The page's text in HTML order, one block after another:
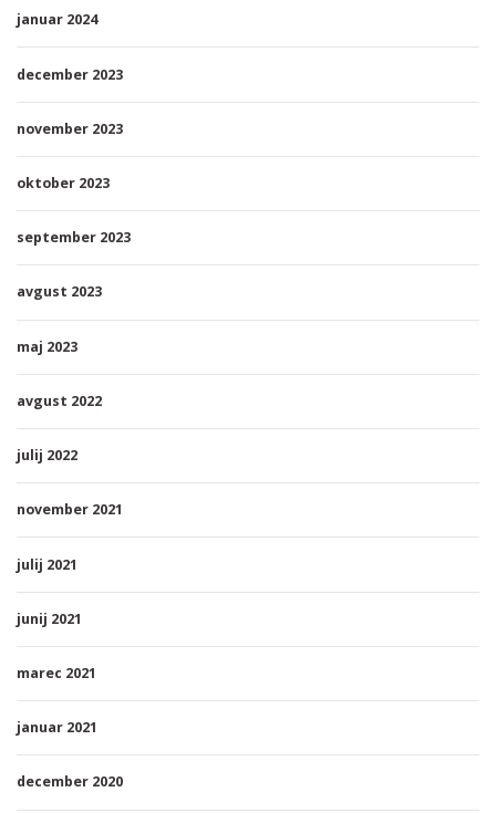
januar 2024
december 2023
november 2023
oktober 2023
september 2023
avgust 2023
maj 2023
avgust 2022
julij 2022
november 2021
julij 2021
junij 2021
marec 2021
januar 2021
december 2020